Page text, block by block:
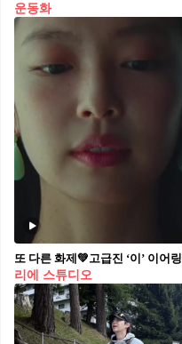
운동화
또 다른 화제💚고급진 ‘이’ 이어링
리에 스튜디오